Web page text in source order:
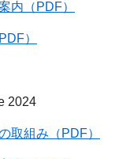
内（PDF）
）
2024
取組み（PDF）